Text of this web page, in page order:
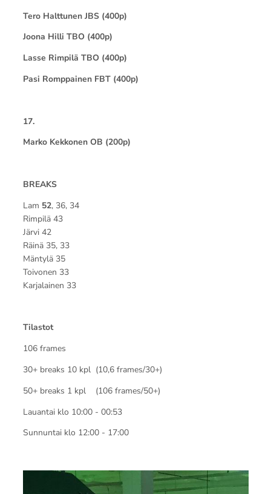
Tero Halttunen JBS (400p)
Joona Hilli TBO (400p)
Lasse Rimpilä TBO (400p)
Pasi Romppainen FBT (400p)
17.
Marko Kekkonen OB (200p)
BREAKS
Lam 52, 36, 34
Rimpilä 43
Järvi 42
Räinä 35, 33
Mäntylä 35
Toivonen 33
Karjalainen 33
Tilastot
106 frames
30+ breaks 10 kpl (10,6 frames/30+)
50+ breaks 1 kpl (106 frames/50+)
Lauantai klo 10:00 - 00:53
Sunnuntai klo 12:00 - 17:00